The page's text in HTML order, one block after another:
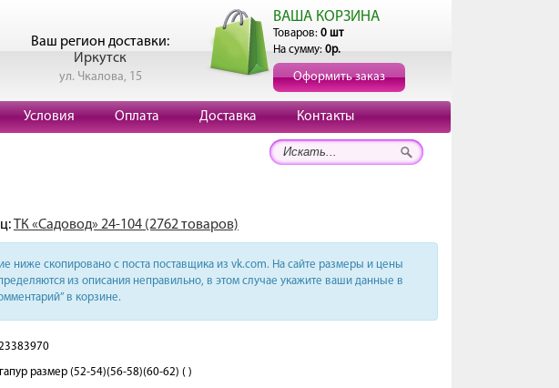
Ваш регион доставки:
Иркутск
ул. Чкалова, 15
ВАША КОРЗИНА
Товаров: 0 шт
На сумму: 0р.
Оформить заказ
Условия Оплата Доставка Контакты
ТК «Садовод» 24-104 (2762 товаров)
ниже скопировано с поста поставщика из vk.com. На сайте размеры и цены
из описания неправильно, в этом случае укажите ваши данные в
в корзине.
размер (52-54)(56-58)(60-62) ( )